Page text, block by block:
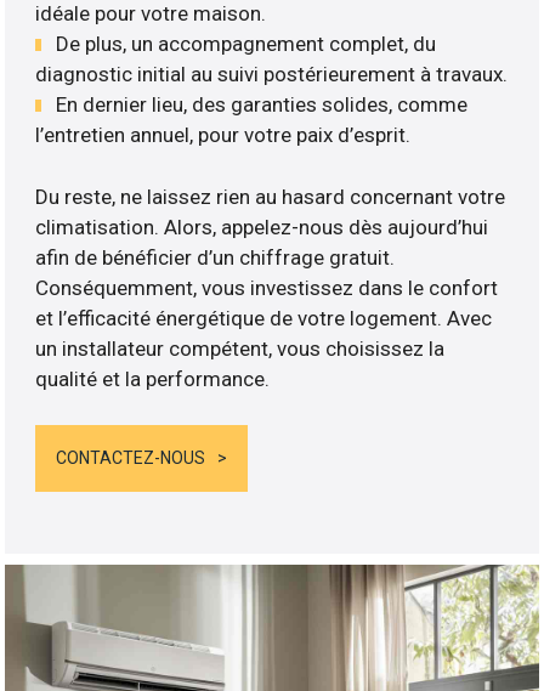
idéale pour votre maison.
De plus, un accompagnement complet, du
diagnostic initial au suivi postérieurement à travaux.
En dernier lieu, des garanties solides, comme
l’entretien annuel, pour votre paix d’esprit.
Du reste, ne laissez rien au hasard concernant votre
climatisation. Alors, appelez-nous dès aujourd’hui
afin de bénéficier d’un chiffrage gratuit.
Conséquemment, vous investissez dans le confort
et l’efficacité énergétique de votre logement. Avec
un installateur compétent, vous choisissez la
qualité et la performance.
CONTACTEZ-NOUS